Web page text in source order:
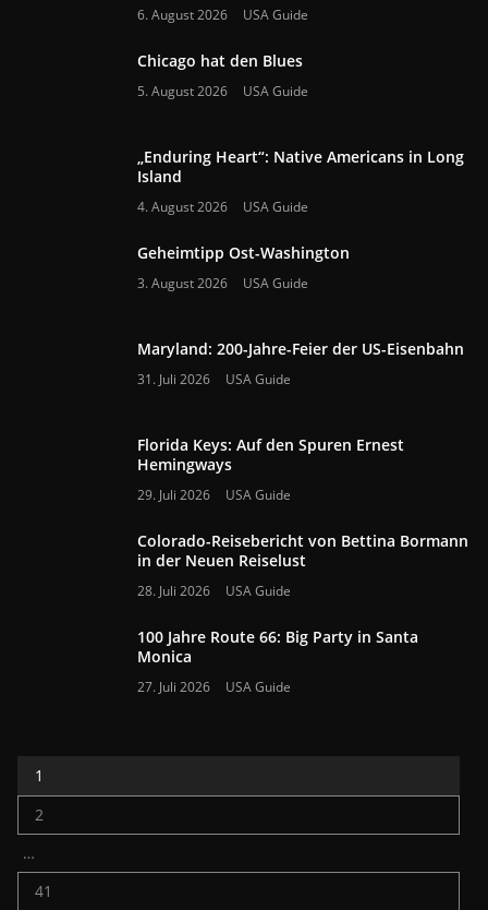
6. August 2026 USA Guide
Chicago hat den Blues
5. August 2026 USA Guide
„Enduring Heart“: Native Americans in Long
Island
4. August 2026 USA Guide
Geheimtipp Ost-Washington
3. August 2026 USA Guide
Maryland: 200-Jahre-Feier der US-Eisenbahn
31. Juli 2026 USA Guide
Florida Keys: Auf den Spuren Ernest
Hemingways
29. Juli 2026 USA Guide
Colorado-Reisebericht von Bettina Bormann
in der Neuen Reiselust
28. Juli 2026 USA Guide
100 Jahre Route 66: Big Party in Santa
Monica
27. Juli 2026 USA Guide
1
2
…
41